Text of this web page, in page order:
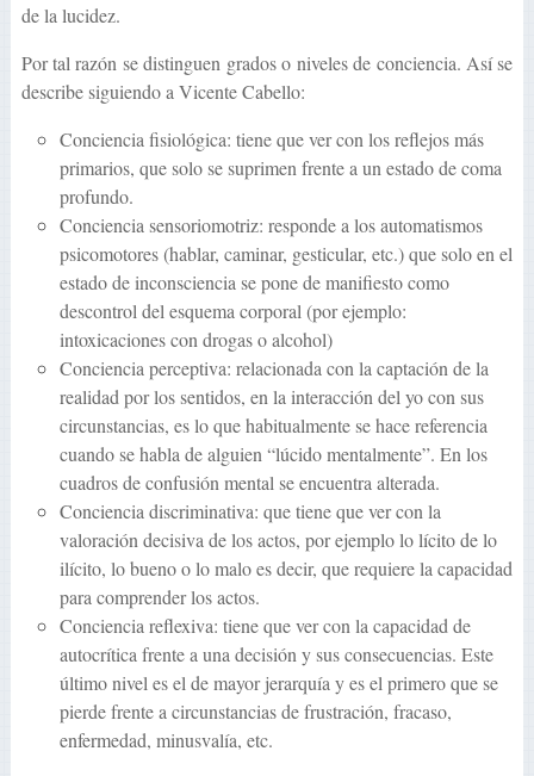
de la lucidez.
Por tal razón se distinguen grados o niveles de conciencia. Así se
describe siguiendo a Vicente Cabello:
Conciencia fisiológica: tiene que ver con los reflejos más
primarios, que solo se suprimen frente a un estado de coma
profundo.
Conciencia sensoriomotriz: responde a los automatismos
psicomotores (hablar, caminar, gesticular, etc.) que solo en el
estado de inconsciencia se pone de manifiesto como
descontrol del esquema corporal (por ejemplo:
intoxicaciones con drogas o alcohol)
Conciencia perceptiva: relacionada con la captación de la
realidad por los sentidos, en la interacción del yo con sus
circunstancias, es lo que habitualmente se hace referencia
cuando se habla de alguien “lúcido mentalmente”. En los
cuadros de confusión mental se encuentra alterada.
Conciencia discriminativa: que tiene que ver con la
valoración decisiva de los actos, por ejemplo lo lícito de lo
ilícito, lo bueno o lo malo es decir, que requiere la capacidad
para comprender los actos.
Conciencia reflexiva: tiene que ver con la capacidad de
autocrítica frente a una decisión y sus consecuencias. Este
último nivel es el de mayor jerarquía y es el primero que se
pierde frente a circunstancias de frustración, fracaso,
enfermedad, minusvalía, etc.